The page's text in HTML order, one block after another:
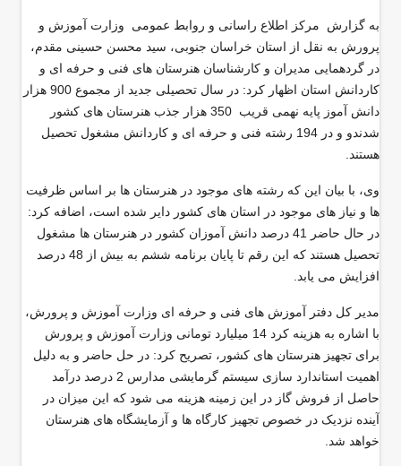
به گزارش مركز اطلاع راسانی و روابط عمومی وزارت آموزش و
پرورش به نقل از استان خراسان جنوبی، سید محسن حسینی مقدم،
در گردهمایی مدیران و کارشناسان هنرستان های فنی و حرفه ای و
کاردانش استان اظهار کرد: در سال تحصیلی جدید از مجموع 900 هزار
دانش آموز پایه نهمی قریب 350 هزار جذب هنرستان های کشور
شدندو و در 194 رشته فنی و حرفه ای و کاردانش مشغول تحصیل
هستند.
وی، با بیان این که رشته های موجود در هنرستان ها بر اساس ظرفیت
ها و نیاز های موجود در استان های کشور دایر شده است، اضافه کرد:
در حال حاضر 41 درصد دانش آموزان کشور در هنرستان ها مشغول
تحصیل هستند که این رقم تا پایان برنامه ششم به بیش از 48 درصد
افزایش می یابد.
مدیر کل دفتر آموزش های فنی و حرفه ای وزارت آموزش و پرورش،
با اشاره به هزینه کرد 14 میلیارد تومانی وزارت آموزش و پرورش
برای تجهیز هنرستان های کشور، تصریح کرد: در حل حاضر و به دلیل
اهمیت استاندارد سازی سیستم گرمایشی مدارس 2 درصد درآمد
حاصل از فروش گاز در این زمینه هزینه می شود که این میزان در
آینده نزدیک در خصوص تجهیز کارگاه ها و آزمایشگاه های هنرستان
خواهد شد.